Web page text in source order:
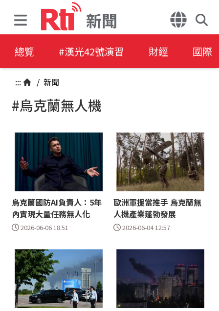
新聞
總覽 #漢光42號演習 財經 國際
::: / 新聞
#烏克蘭無人機
烏克蘭國防AI負責人：5年
內實現大量任務無人化
2026-06-06 18:51
歐洲軍援當推手 烏克蘭無
人機產業蓬勃發展
2026-06-04 12:57